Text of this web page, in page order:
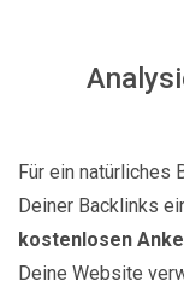
Für ein natürliches
Deiner Backlinks
kostenlosen
Deine Website